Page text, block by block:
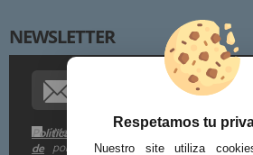
NEWSLETTER
Me gustaría recibir descuentos
por e-mail. Puedo darme de baja cuando
Política
de
Procedencia de los datos:
Información adicional:
Respetamos tu
Nuestro site utiliza